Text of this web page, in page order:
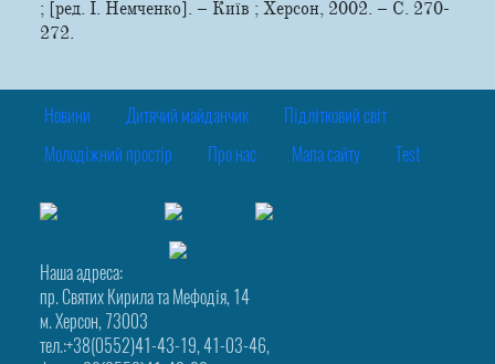
; [ред. І. Немченко]. – Київ ; Херсон, 2002. – С. 270-
272.
Новини Дитячий майданчик Підлітковий світ
Молодіжний простір Про нас Мапа сайту Test
Наша адреса:
пр. Святих Кирила та Мефодія, 14
м. Херсон, 73003
тел.:+38(0552)41-43-19, 41-03-46,